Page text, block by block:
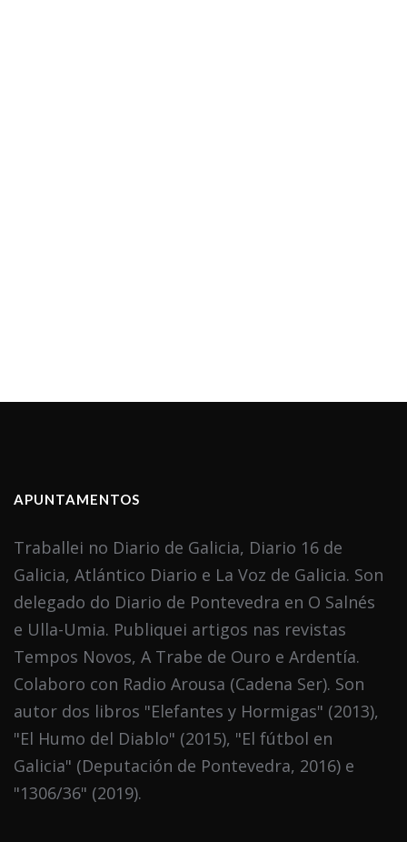
APUNTAMENTOS
Traballei no Diario de Galicia, Diario 16 de
Galicia, Atlántico Diario e La Voz de Galicia. Son
delegado do Diario de Pontevedra en O Salnés
e Ulla-Umia. Publiquei artigos nas revistas
Tempos Novos, A Trabe de Ouro e Ardentía.
Colaboro con Radio Arousa (Cadena Ser). Son
autor dos libros "Elefantes y Hormigas" (2013),
"El Humo del Diablo" (2015), "El fútbol en
Galicia" (Deputación de Pontevedra, 2016) e
"1306/36" (2019).